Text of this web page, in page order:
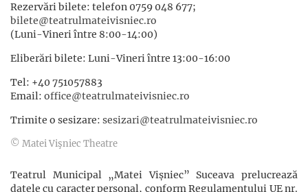
Rezervări bilete: telefon 0759 048 677;
bilete@teatrulmateivisniec.ro
(Luni-Vineri între 8:00-14:00)
Eliberări bilete: Luni-Vineri între 13:00-16:00
Tel: +40 751057883
Email: office@teatrulmateivisniec.ro
Trimite o sesizare: sesizari@teatrulmateivisniec.ro
© Matei Vişniec Theatre
Teatrul Municipal „Matei Vișniec” Suceava prelucrează
datele cu caracter personal, conform Regulamentului UE nr.